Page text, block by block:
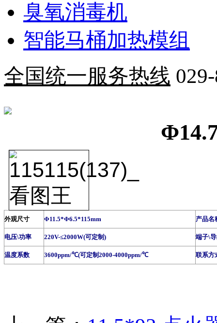
臭氧消毒机
智能马桶加热模组
全国统一服务热线
外观尺寸 Φ11.5*Φ6.5*115mm 产品名
电压\功率 220V-≤2000W(可定制) 端子\
温度系数 3600ppm/℃(可定制2000-4000ppm/℃ 联系方